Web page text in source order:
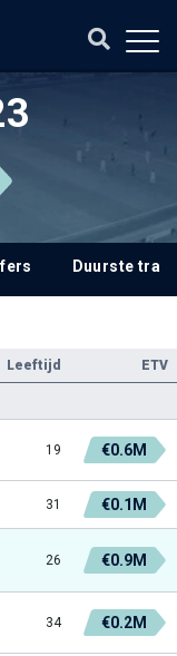
Duurste
Leeftijd ETV
19 €0.6M
31 €0.1M
26 €0.9M
34 €0.2M